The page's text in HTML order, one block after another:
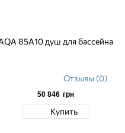
85A10 душ для бассейна
Отзывы (0)
50 846 грн
Купить